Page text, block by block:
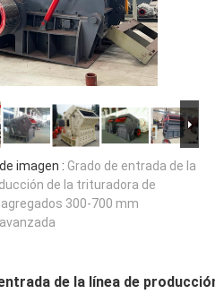
imagen : Grado de entrada de la
de la trituradora de
300-700 mm
de la línea de